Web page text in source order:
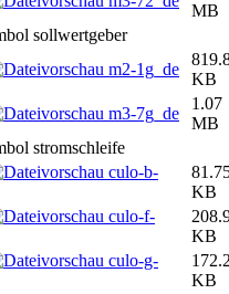
MB
sollwertgeber
m2-1g_de
KB
m3-7g_de
1.07
MB
stromschleife
culo-b-
KB
culo-f-
KB
culo-g-
KB